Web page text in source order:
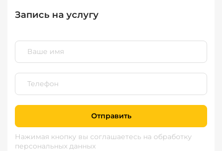
Запись на услугу
Отправить
Нажимая кнопку вы соглашаетесь на обработку
персональных данных